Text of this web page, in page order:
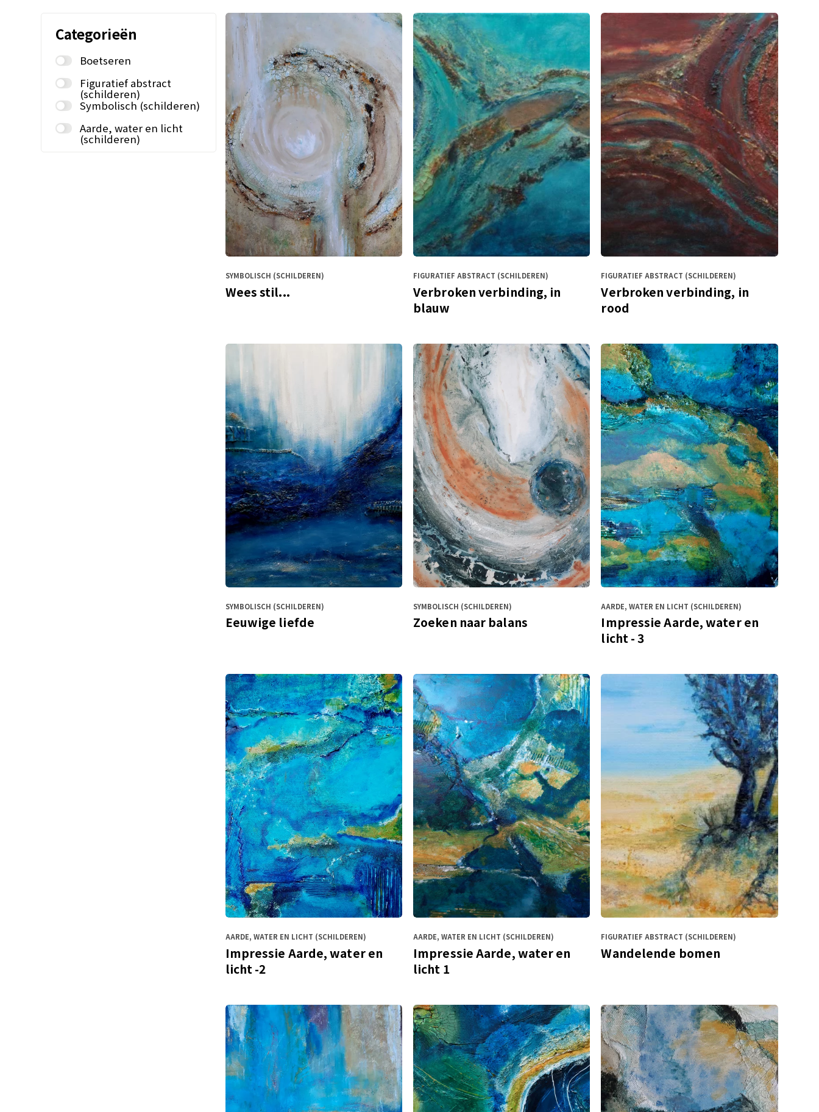
Categorieën
Boetseren
Figuratief abstract
(schilderen)
Symbolisch (schilderen)
Aarde, water en licht
(schilderen)
SYMBOLISCH (SCHILDEREN)
Wees stil...
FIGURATIEF ABSTRACT (SCHILDEREN)
Verbroken verbinding, in
blauw
FIGURATIEF ABSTRACT (SCHILDEREN)
Verbroken verbinding, in
rood
SYMBOLISCH (SCHILDEREN)
Eeuwige liefde
SYMBOLISCH (SCHILDEREN)
Zoeken naar balans
AARDE, WATER EN LICHT (SCHILDEREN)
Impressie Aarde, water en
licht - 3
AARDE, WATER EN LICHT (SCHILDEREN)
Impressie Aarde, water en
licht -2
AARDE, WATER EN LICHT (SCHILDEREN)
Impressie Aarde, water en
licht 1
FIGURATIEF ABSTRACT (SCHILDEREN)
Wandelende bomen